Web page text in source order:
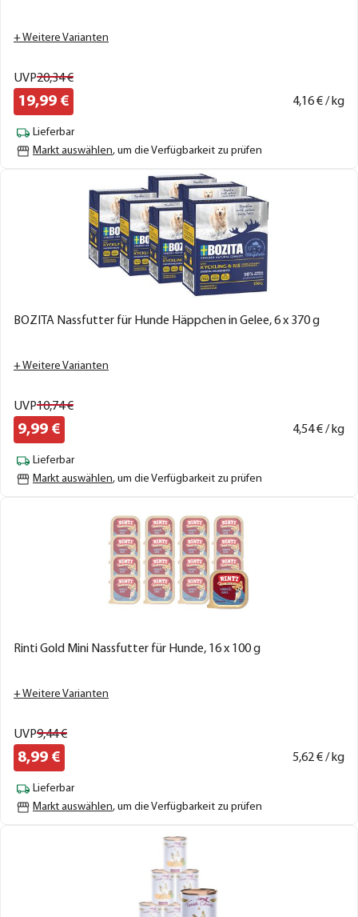
+ Weitere Varianten
UVP20,34€
19,99 € 4,16€ / kg
Lieferbar
Markt auswählen, um die Verfügbarkeit zu prüfen
BOZITA Nassfutter für Hunde Häppchen in Gelee, 6 x 370 g
+ Weitere Varianten
UVP10,74€
9,99 € 4,54€ / kg
Lieferbar
Markt auswählen, um die Verfügbarkeit zu prüfen
Rinti Gold Mini Nassfutter für Hunde, 16 x 100 g
+ Weitere Varianten
UVP9,44€
8,99 € 5,62€ / kg
Lieferbar
Markt auswählen, um die Verfügbarkeit zu prüfen